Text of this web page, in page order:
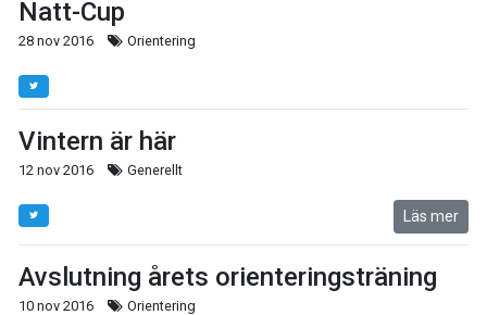
Natt-Cup
28 nov 2016 Orientering
Vintern är här
12 nov 2016 Generellt
Läs mer
Avslutning årets orienteringsträning
10 nov 2016 Orientering